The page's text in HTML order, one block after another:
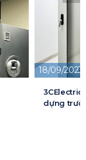
13/05/2026
Cung cấp
cấp